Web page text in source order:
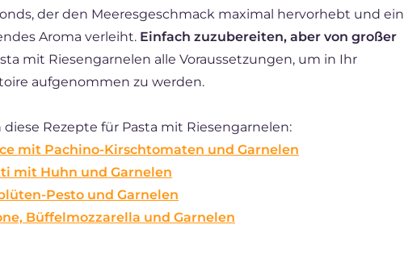
der den Meeresgeschmack maximal hervorhebt und ein
Aroma verleiht. Einfach zuzubereiten, aber von großer
mit Riesengarnelen alle Voraussetzungen, um in Ihr
aufgenommen zu werden.
Rezepte für Pasta mit Riesengarnelen:
mit Pachino-Kirschtomaten und Garnelen
mit Huhn und Garnelen
Pesto und Garnelen
Büffelmozzarella und Garnelen